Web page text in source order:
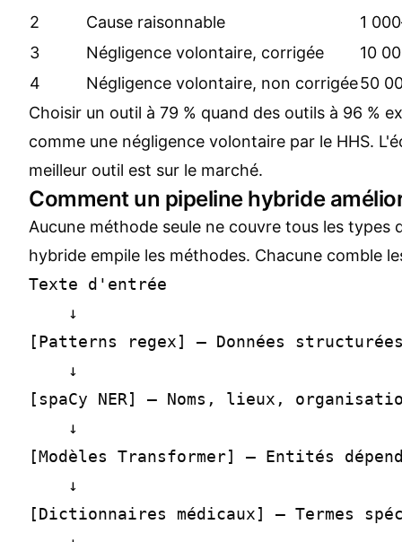
2
Cause raisonnable
1
3
Négligence volontaire, corrigée
10
4
Négligence volontaire, non corrigée50
Choisir un outil à 79 % quand des outils à 96 %
comme une négligence volontaire par le HHS.
meilleur outil est sur le marché.
Comment un pipeline hybride
Aucune méthode seule ne couvre tous les types
hybride empile les méthodes. Chacune comble
Texte d'entrée
    ↓
[Patterns regex] — Données
    ↓
[spaCy NER] — Noms, lieux,
    ↓
[Modèles Transformer] — Entités
    ↓
[Dictionnaires médicaux] — Termes